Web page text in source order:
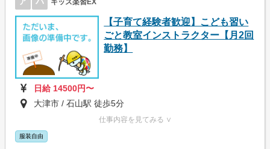
キッズ楽習EX
【子育て経験者歓迎】こども習い
ごと教室インストラクター【月2回
勤務】
日給 14500円〜
大津市 / 石山駅 徒歩5分
仕事内容を見てみる ∨
服装自由